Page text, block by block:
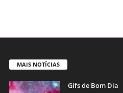
MAIS NOTÍCIAS
Gifs de Bom Dia